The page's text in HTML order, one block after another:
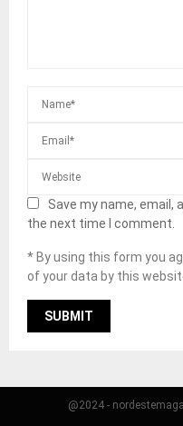
Save my name, email,
the next time I comment.
* By using this form you
of your data by this
@2024 -